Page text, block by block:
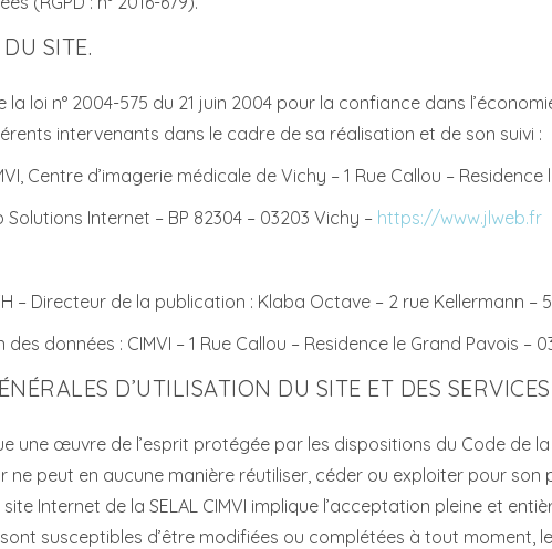
SITE.
la loi n° 2004-575 du 21 juin 2004 pour la confiance dans
intervenants dans le cadre de sa réalisation et de son suivi :
Centre d’imagerie médicale de Vichy – 1 Rue Callou –
Internet – BP 82304 – 03203 Vichy – https://www.jlweb.fr
– Directeur de la publication : Klaba Octave – 2 rue Kellermann –
données : CIMVI – 1 Rue Callou – Residence le Grand Pavois –
D’UTILISATION DU SITE ET DES
une œuvre de l’esprit protégée par les dispositions du Code de
ne peut en aucune manière réutiliser, céder ou exploiter pour
site Internet de la SELAL CIMVI implique l’acceptation pleine et
susceptibles d’être modifiées ou complétées à tout moment,